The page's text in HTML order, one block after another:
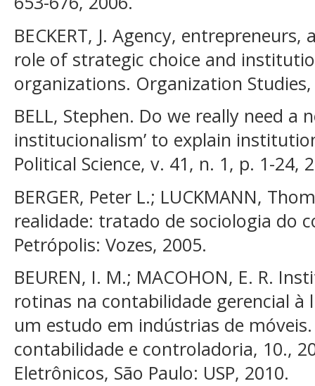
BECKERT, J. Agency,
role of strategic choice and
organizations. Organization
BELL, Stephen. Do we really need a
institucionalism’ to explain
Political Science, v. 41, n. 1, p. 1-24,
BERGER, Peter L.; LUCKMANN,
realidade: tratado de sociologia do
Petrópolis: Vozes, 2005.
BEUREN, I. M.; MACOHON, E. R.
rotinas na contabilidade gerencial
um estudo em indústrias de móveis.
contabilidade e controladoria, 10.,
Eletrônicos, São Paulo: USP, 2010.